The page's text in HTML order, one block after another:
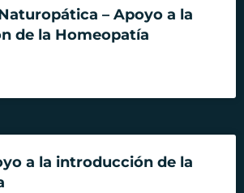
– Apoyo a la
de la Homeopatía
a la introducción de la